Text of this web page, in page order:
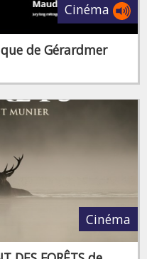
Cinéma
de Gérardmer
Cinéma